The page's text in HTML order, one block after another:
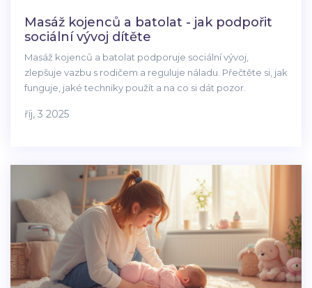
Masáž kojenců a batolat - jak podpořit
sociální vývoj dítěte
Masáž kojenců a batolat podporuje sociální vývoj,
zlepšuje vazbu s rodičem a reguluje náladu. Přečtěte si, jak
funguje, jaké techniky použít a na co si dát pozor.
říj, 3 2025